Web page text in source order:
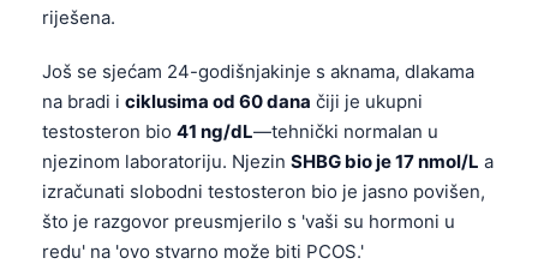
riješena.
Još se sjećam 24-godišnjakinje s aknama, dlakama
na bradi i ciklusima od 60 dana čiji je ukupni
testosteron bio 41 ng/dL—tehnički normalan u
njezinom laboratoriju. Njezin SHBG bio je 17 nmol/L a
izračunati slobodni testosteron bio je jasno povišen,
što je razgovor preusmjerilo s 'vaši su hormoni u
redu' na 'ovo stvarno može biti PCOS.'